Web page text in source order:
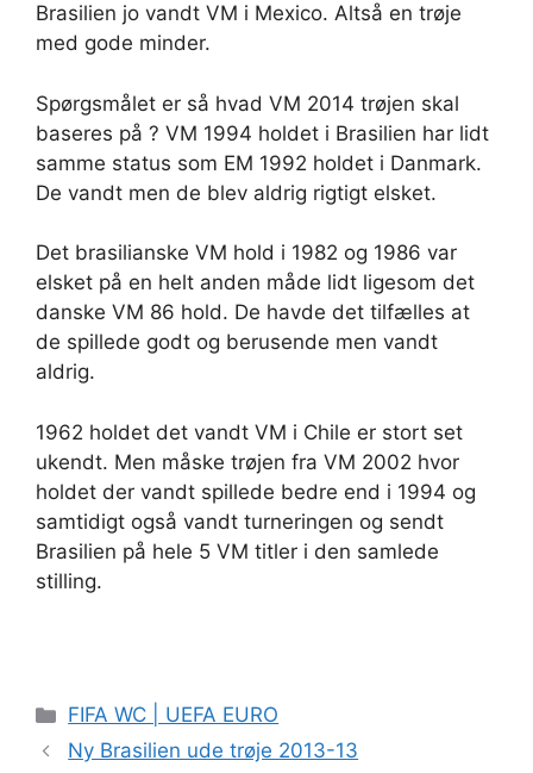
Brasilien jo vandt VM i Mexico. Altså en trøje
med gode minder.
Spørgsmålet er så hvad VM 2014 trøjen skal
baseres på ? VM 1994 holdet i Brasilien har lidt
samme status som EM 1992 holdet i Danmark.
De vandt men de blev aldrig rigtigt elsket.
Det brasilianske VM hold i 1982 og 1986 var
elsket på en helt anden måde lidt ligesom det
danske VM 86 hold. De havde det tilfælles at
de spillede godt og berusende men vandt
aldrig.
1962 holdet det vandt VM i Chile er stort set
ukendt. Men måske trøjen fra VM 2002 hvor
holdet der vandt spillede bedre end i 1994 og
samtidigt også vandt turneringen og sendt
Brasilien på hele 5 VM titler i den samlede
stilling.
Kategorier
FIFA WC | UEFA EURO
Ny Brasilien ude trøje 2013-13